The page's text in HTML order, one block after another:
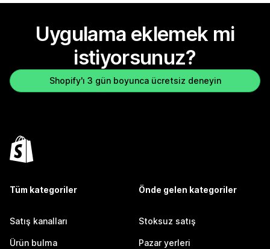
Uygulama eklemek mi
istiyorsunuz?
Shopify'ı 3 gün boyunca ücretsiz deneyin
Tüm kategoriler
Satış kanalları
Ürün bulma
Önde gelen kategoriler
Stoksuz satış
Pazar yerleri